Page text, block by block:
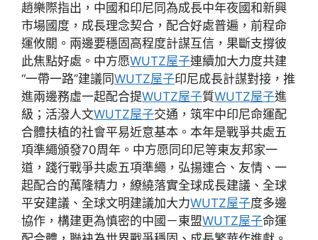
趙樂際指出，中國和印尼同為成長中年夜國和新興
市場國度，成長理念契合，配合好處普遍，前程命
運攸關。兩邊要穩固高程度計謀互信，果斷支撐彼
此焦點好處。中方愿WUTZ屋子連續加大力度共建
“一帶一路”建議同WUTZ屋子印尼成長計謀對接，推
進兩邊務虛一起配合提WUTZ屋子質WUTZ屋子進
級；活潑人文WUTZ屋子交通，筑牢中印尼命運配
合體扶植的社會平易近意基本。本年是戰爭共處五
項準繩頒發70周年。中方愿同印尼等東友邦家一
道，踐行戰爭共處五項準繩，弘揚連合、友情、一
起配合的萬隆精力，繚繞落實全球成長建議、全球
平安建議、全球文明建議加大力WUTZ屋子度多邊
協作，構建更為慎密的中國－東盟WUTZ屋子命運